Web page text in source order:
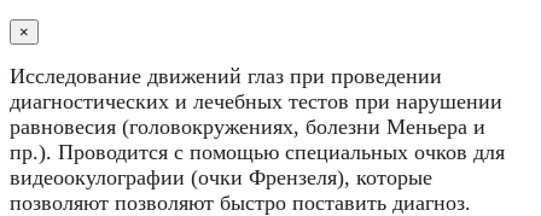
×
Исследование движений глаз при проведении
диагностических и лечебных тестов при нарушении
равновесия (головокружениях, болезни Меньера и
пр.). Проводится с помощью специальных очков для
видеоокулографии (очки Френзеля), которые
позволяют позволяют быстро поставить диагноз.